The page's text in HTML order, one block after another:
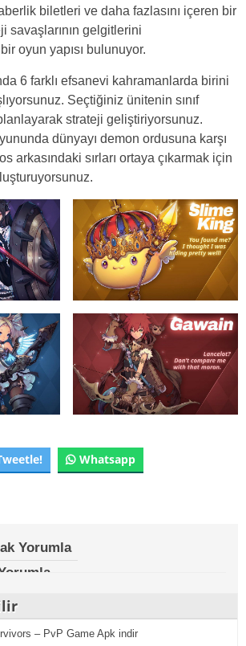
biletleri ve daha fazlasını içeren bir
savaşlarının gelgitlerini
oyun yapısı bulunuyor.
6 farklı efsanevi kahramanlarda birini
Seçtiğiniz ünitenin sınıf
strateji geliştiriyorsunuz.
dünyayı demon ordusuna karşı
arkasındaki sırları ortaya çıkarmak için
Whatsapp
Yorumla
– PvP Game Apk indir